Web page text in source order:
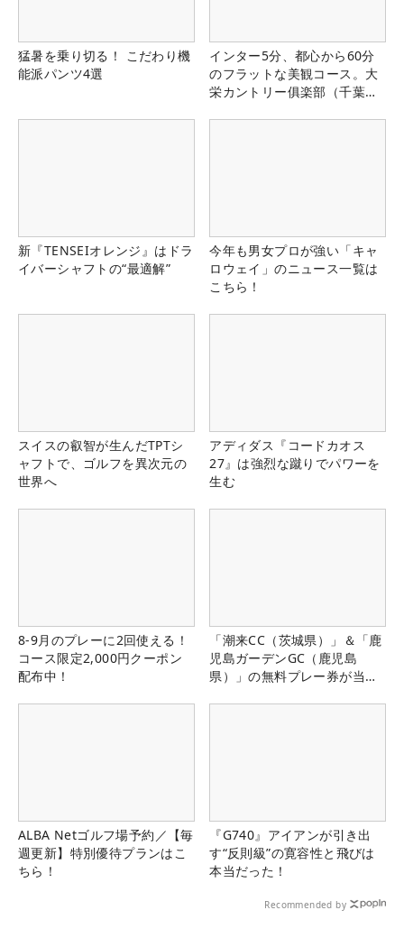
猛暑を乗り切る！ こだわり機
能派パンツ4選
インター5分、都心から60分
のフラットな美観コース。大
栄カントリー俱楽部（千葉
新『TENSEIオレンジ』はドラ
イバーシャフトの“最適解”
今年も男女プロが強い「キャ
ロウェイ」のニュース一覧は
こちら！
スイスの叡智が生んだTPTシ
ャフトで、ゴルフを異次元の
世界へ
アディダス『コードカオス
27』は強烈な蹴りでパワーを
生む
8-9月のプレーに2回使える！
コース限定2,000円クーポン
配布中！
「潮来CC（茨城県）」＆「鹿
児島ガーデンGC（鹿児島
県）」の無料プレー券が当た
ALBA Netゴルフ場予約／【毎
週更新】特別優待プランはこ
ちら！
『G740』アイアンが引き出
す“反則級”の寛容性と飛びは
本当だった！
Recommended by